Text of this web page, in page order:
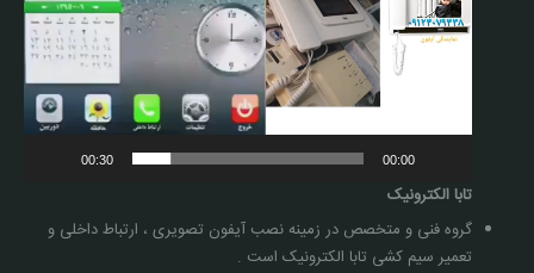
00:00
00:30
تابا الکترونیک
گروه فنی و متخصص در زمینه نصب آیفون تصویری ، ارتباط داخلی و
تعمیر سیم کشی تابا الکترونیک است .